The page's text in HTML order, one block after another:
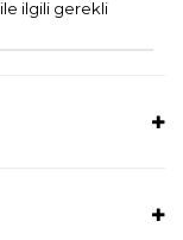
ile ilgili gerekli